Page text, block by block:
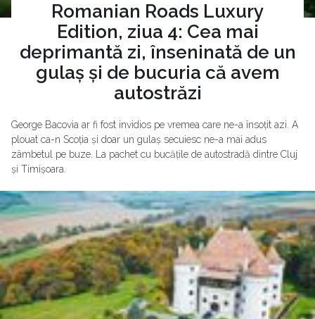
Romanian Roads Luxury
Edition, ziua 4: Cea mai
deprimantă zi, înseninată de un
gulaș și de bucuria că avem
autostrăzi
George Bacovia ar fi fost invidios pe vremea care ne-a însoțit azi. A
plouat ca-n Scoția și doar un gulaș secuiesc ne-a mai adus
zâmbetul pe buze. La pachet cu bucățile de autostradă dintre Cluj
și Timișoara.